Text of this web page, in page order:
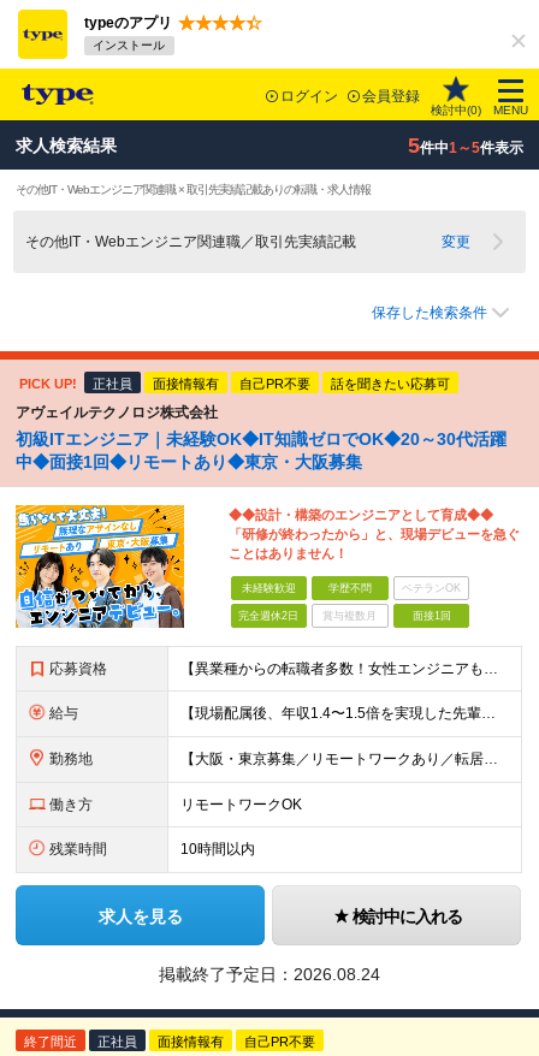
typeのアプリ
インストール
ログイン 会員登録
検討中(0) MENU
求人検索結果 5件中1～5件表示
その他IT・Webエンジニア関連職 × 取引先実績記載ありの転職・求人情報
その他IT・Webエンジニア関連職／取引先実績記載 変更
保存した検索条件
PICK UP! 正社員 面接情報有 自己PR不要 話を聞きたい応募可
アヴェイルテクノロジ株式会社
初級ITエンジニア｜未経験OK◆IT知識ゼロでOK◆20～30代活躍
中◆面接1回◆リモートあり◆東京・大阪募集
◆◆設計・構築のエンジニアとして育成◆◆
「研修が終わったから」と、現場デビューを急ぐ
ことはありません！
未経験歓迎 学歴不問 ベテランOK
完全週休2日 賞与複数月 面接1回
応募資格 【異業種からの転職者多数！女性エンジニアも活躍中】 ◆学歴不問 ◆未経験OK ≪こんな方を歓迎しています≫ ◎未経験から成長できる環境で活躍したい方 ◎大学やスクールでIT系のスキルを学んだことのあ
給与 【現場配属後、年収1.4〜1.5倍を実現した先輩も！残業代全額支給】 ◆給与は経験やスキルに応じて決定します ◆年俸制250万円～350万円（1/12を月々支給） ≪年収UPの例≫ ◎飲食業からのキ
勤務地 【大阪・東京募集／リモートワークあり／転居を伴う転勤なし】 東京本社、大阪事務所、または東京23区内・関西（大阪・兵庫）の各クライアント先勤務 ◆入社後、約1年間はクライアント先ではなく 自社内（東
働き方 リモートワークOK
残業時間 10時間以内
求人を見る 検討中に入れる
掲載終了予定日： 2026.08.24
終了間近 正社員 面接情報有 自己PR不要